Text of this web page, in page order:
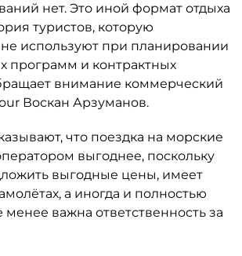
нет. Это иной формат отдыха
туристов, которую
используют при планировании
программ и контрактных
внимание коммерческий
Воскан Арзуманов.
что поездка на морские
выгоднее, поскольку
выгодные цены, имеет
а иногда и полностью
важна ответственность за